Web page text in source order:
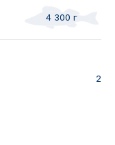
4 300 г
2